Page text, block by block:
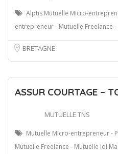
Alptis Mutuelle Micro-
entrepreneur - Mutuelle Freelance
BRETAGNE
ASSUR COURTAGE –
MUTUELLE TNS
Mutuelle Micro-entrepreneur -
Mutuelle Freelance - Mutuelle loi